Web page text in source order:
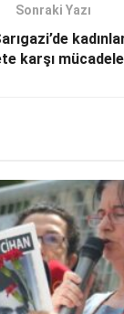
Sonraki Yazı
karşı